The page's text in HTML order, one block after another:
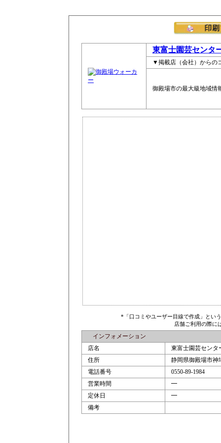
東富士園芸センタ
▼掲載店（会社）からの
御殿場市の最大級地域情
*「口コミやユーザー目線で作成」とい
店舗ご利用の際に
インフォメーション
店名
東富士園芸センタ
住所
静岡県御殿場市神
電話番号
0550-89-1984
営業時間
━
定休日
━
備考